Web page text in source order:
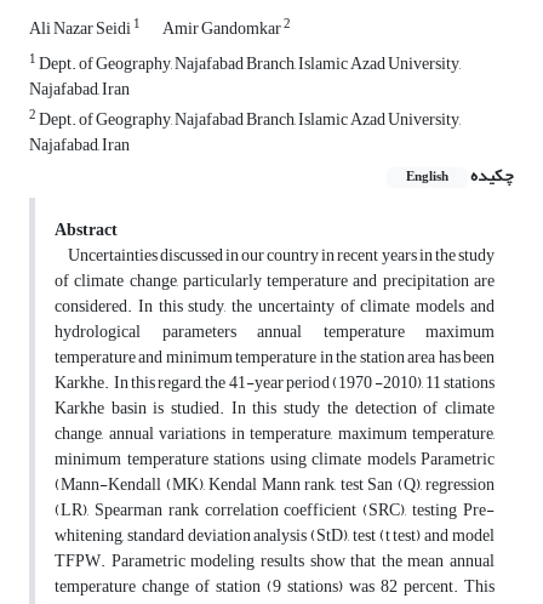
Ali Nazar Seidi1 Amir Gandomkar2
1Dept. of Geography, Najafabad Branch, Islamic Azad University,
Najafabad, Iran
2Dept. of Geography, Najafabad Branch, Islamic Azad University,
Najafabad, Iran
چکیده
English
Abstract
Uncertainties discussed in our country in recent years in the study
of climate change, particularly temperature and precipitation are
considered. In this study, the uncertainty of climate models and
hydrological parameters annual temperature maximum
temperature and minimum temperature in the station area has been
Karkhe. In this regard, the 41-year period (1970 -2010), 11 stations
Karkhe basin is studied. In this study the detection of climate
change, annual variations in temperature, maximum temperature,
minimum temperature stations using climate models Parametric
(Mann-Kendall (MK), Kendal Mann rank, test San (Q), regression
(LR), Spearman rank correlation coefficient (SRC), testing Pre-
whitening, standard deviation analysis (StD), test (t test) and model
TFPW. Parametric modeling results show that the mean annual
temperature change of station (9 stations) was 82 percent. This